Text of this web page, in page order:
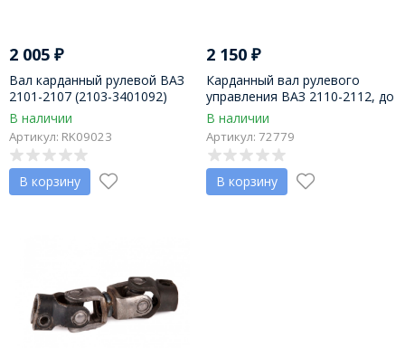
2 005 ₽
Вал карданный рулевой ВАЗ
2101-2107 (2103-3401092)
В наличии
Артикул: RK09023
В корзину
2 150₽
Карданный вал рулевого
управления ВАЗ 2110-2112, до
2003г. 2108-(20) БЕЗ ЭУР
(НЕРАЗЪЕМНЫЙ, "НЕ
СТУЧИТ")
В наличии
Артикул: 72779
В корзину